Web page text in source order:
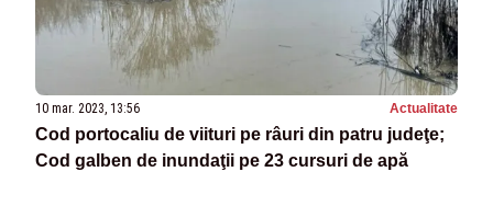
10 mar. 2023, 13:56 Actualitate
Cod portocaliu de viituri pe râuri din patru judeţe;
Cod galben de inundaţii pe 23 cursuri de apă